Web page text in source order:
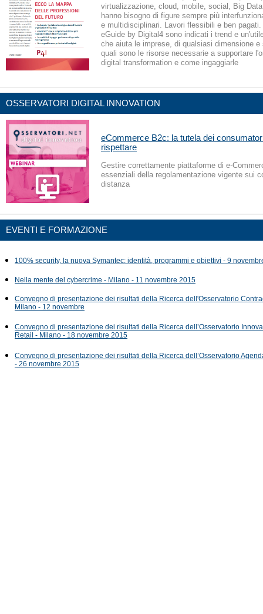
virtualizzazione, cloud, mobile, social, Big
hanno bisogno di figure sempre più
e multidisciplinari. Lavori flessibili e ben
eGuide by Digital4 sono indicati i trend e
che aiuta le imprese, di qualsiasi dimensione e
quali sono le risorse necessarie a supportare
digital transformation e come ingaggiarle
OSSERVATORI DIGITAL INNOVATION
eCommerce B2c: la tutela dei
rispettare
Gestire correttamente piattaforme di e-
essenziali della regolamentazione vigente sui
distanza
EVENTI E FORMAZIONE
100% security, la nuova Symantec: identità, programmi e obiettivi - 9
Nella mente del cybercrime - Milano - 11 novembre 2015
Convegno di presentazione dei risultati della Ricerca dell'Osservatorio
Milano - 12 novembre
Convegno di presentazione dei risultati della Ricerca dell’Osservatorio
Retail - Milano - 18 novembre 2015
Convegno di presentazione dei risultati della Ricerca dell’Osservatorio
- 26 novembre 2015